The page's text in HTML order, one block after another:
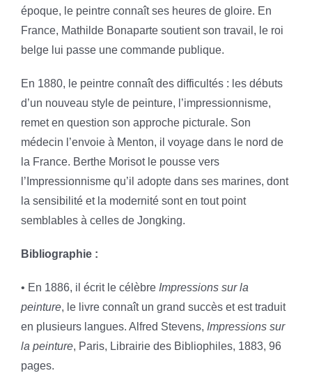
époque, le peintre connaît ses heures de gloire. En
France, Mathilde Bonaparte soutient son travail, le roi
belge lui passe une commande publique.
En 1880, le peintre connaît des difficultés : les débuts
d’un nouveau style de peinture, l’impressionnisme,
remet en question son approche picturale. Son
médecin l’envoie à Menton, il voyage dans le nord de
la France. Berthe Morisot le pousse vers
l’Impressionnisme qu’il adopte dans ses marines, dont
la sensibilité et la modernité sont en tout point
semblables à celles de Jongking.
Bibliographie :
• En 1886, il écrit le célèbre Impressions sur la
peinture, le livre connaît un grand succès et est traduit
en plusieurs langues. Alfred Stevens, Impressions sur
la peinture, Paris, Librairie des Bibliophiles, 1883, 96
pages.